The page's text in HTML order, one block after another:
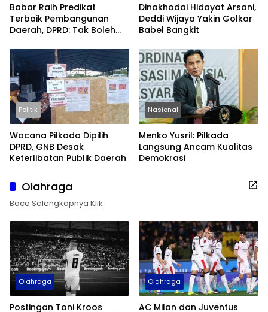
Babar Raih Predikat
Terbaik Pembangunan
Daerah, DPRD: Tak Boleh
Dinakhodai Hidayat Arsani,
Deddi Wijaya Yakin Golkar
Babel Bangkit
Politik
Wacana Pilkada Dipilih
DPRD, GNB Desak
Keterlibatan Publik Daerah
Nasional
Menko Yusril: Pilkada
Langsung Ancam Kualitas
Demokrasi
Olahraga
Baca Selengkapnya Klik
Olahraga
Postingan Toni Kroos
Olahraga
AC Milan dan Juventus